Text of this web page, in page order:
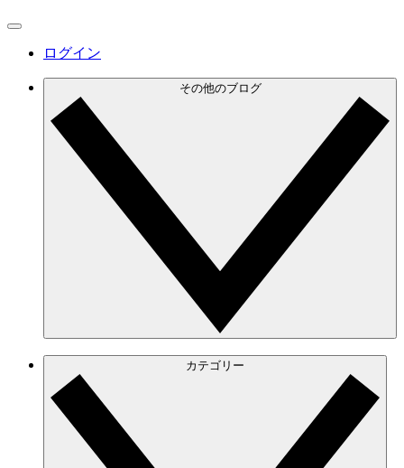
ログイン
その他のブログ
カテゴリー